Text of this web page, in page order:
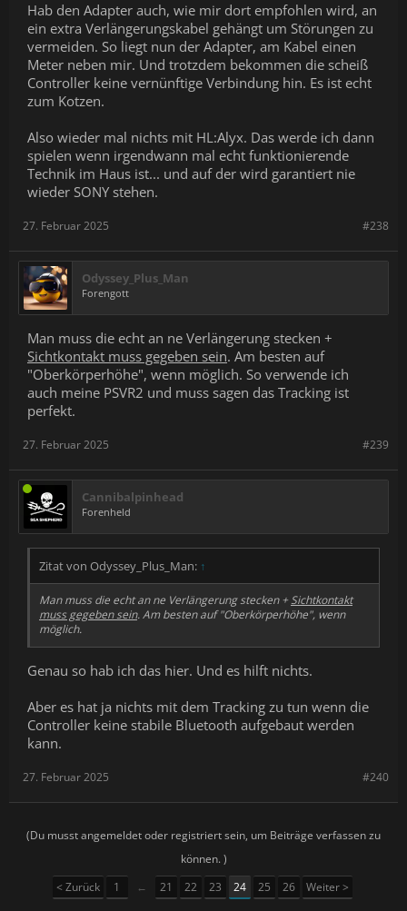
Hab den Adapter auch, wie mir dort empfohlen wird, an
ein extra Verlängerungskabel gehängt um Störungen zu
vermeiden. So liegt nun der Adapter, am Kabel einen
Meter neben mir. Und trotzdem bekommen die scheiß
Controller keine vernünftige Verbindung hin. Es ist echt
zum Kotzen.
Also wieder mal nichts mit HL:Alyx. Das werde ich dann
spielen wenn irgendwann mal echt funktionierende
Technik im Haus ist... und auf der wird garantiert nie
wieder SONY stehen.
#238
27. Februar 2025
Odyssey_Plus_Man
Forengott
Man muss die echt an ne Verlängerung stecken +
Sichtkontakt muss gegeben sein. Am besten auf
"Oberkörperhöhe", wenn möglich. So verwende ich
auch meine PSVR2 und muss sagen das Tracking ist
perfekt.
#239
27. Februar 2025
Cannibalpinhead
Forenheld
Zitat von Odyssey_Plus_Man: ↑
Man muss die echt an ne Verlängerung stecken +Sichtkontakt
muss gegeben sein. Am besten auf "Oberkörperhöhe", wenn
möglich.
Genau so hab ich das hier. Und es hilft nichts.
Aber es hat ja nichts mit dem Tracking zu tun wenn die
Controller keine stabile Bluetooth aufgebaut werden
kann.
#240
27. Februar 2025
(Du musst angemeldet oder registriert sein, um Beiträge verfassen zu
können. )
< Zurück
1 ← 21 22 23 24 25 26 Weiter >